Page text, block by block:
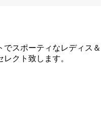
スポーティなレディス＆
クト致します。